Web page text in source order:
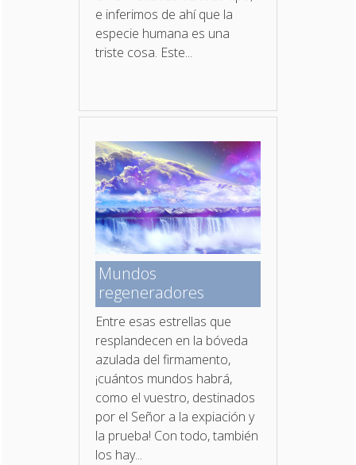
e inferimos de ahí que la
especie humana es una
triste cosa. Este...
Mundos
regeneradores
Entre esas estrellas que
resplandecen en la bóveda
azulada del firmamento,
¡cuántos mundos habrá,
como el vuestro, destinados
por el Señor a la expiación y
la prueba! Con todo, también
los hay...